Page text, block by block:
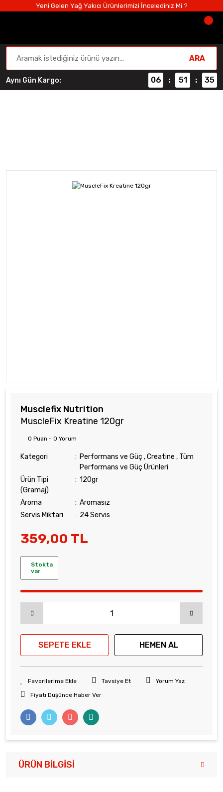
Yeni Gelen Yağ Yakıcı Ürünlerimizi İncelediniz Mi ?
ARA
Aynı Gün Kargo: 06 : 51 : 34
Musclefix Nutrition
MuscleFix Kreatine 120gr
0 Puan - 0 Yorum
Kategori Performans ve Güç ,Creatine , Tüm
Performans ve Güç Ürünleri
Ürün Tipi
(Gramaj)
120gr
Aroma
Aromasız
Servis Miktarı
24 Servis
359,00 TL
Stokta
var
SEPETE EKLE HEMEN AL
Tavsiye Et
Yorum Yaz
Fiyatı Düşünce Haber Ver
ÜRÜN BILGISI